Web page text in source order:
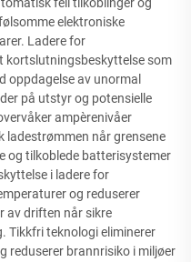
elektroniske
Ladere for
kortslutningsbeskyttelse som
oppdagelse av unormal
på utstyr og potensielle
ampèrenivåer
ladestrømmen når grensene
og tilkoblede batterisystemer
i ladere for
og reduserer
av driften når sikre
Tikkfri teknologi eliminerer
reduserer brannrisiko i miljøer